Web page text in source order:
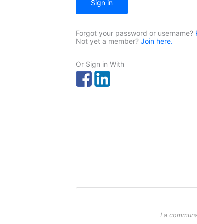
Sign in
Forgot your password or username?
Not yet a member? Join here.
Or Sign in With
La